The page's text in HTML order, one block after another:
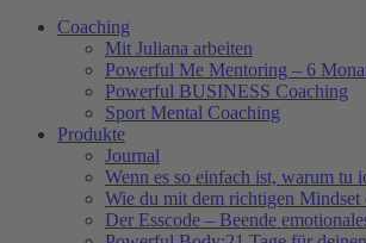
Coaching
Mit Juliana arbeiten
Powerful Me Mentoring – 6
Powerful BUSINESS Coaching
Sport Mental Coaching
Produkte
Journal
Wenn es so einfach ist, warum tu
Wie du mit dem richtigen Mindset
Der Esscode – Beende